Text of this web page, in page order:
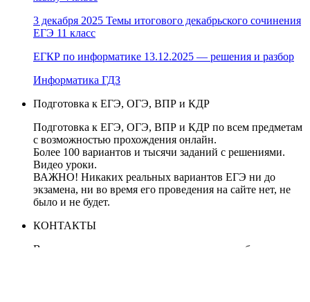
3 декабря 2025 Темы итогового декабрьского сочинения
ЕГЭ 11 класс
ЕГКР по информатике 13.12.2025 — решения и разбор
Информатика ГДЗ
Подготовка к ЕГЭ, ОГЭ, ВПР и КДР
Подготовка к ЕГЭ, ОГЭ, ВПР и КДР по всем предметам
с возможностью прохождения онлайн.
Более 100 вариантов и тысячи заданий с решениями.
Видео уроки.
ВАЖНО! Никаких реальных вариантов ЕГЭ ни до
экзамена, ни во время его проведения на сайте нет, не
было и не будет.
КОНТАКТЫ
В случае нарушения авторских прав, правообладателям